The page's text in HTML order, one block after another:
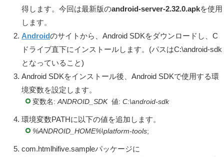
得します。今回は最新版のandroid-server-2.32.0.apkを使用
します。
Androidのサイトから、Android SDKをダウンロードし、C
ドライブ直下にインストールします。(パスはC:\android-sdk
となっていること)
Android SDKをインストール後、Android SDKで使用する環
境変数を設定します。
変数名: ANDROID_SDK値: C:\android-sdk
環境変数PATHに以下の値を追加します。
%ANDROID_HOME%\platform-tools;
com.htmlhifive.sampleパッケージに